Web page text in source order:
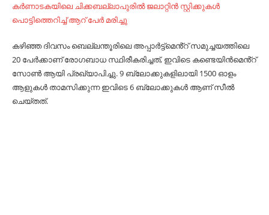
കര്‍ണാടകയിലെ ചിക്കബല്ലാപുരില്‍ ജലാറ്റിന്‍ സ്റ്റിക്കുകള്‍
പൊട്ടിത്തെറിച്ച്‌​ ആറ് പേര്‍ മരിച്ചു
കഴിഞ്ഞ ദിവസം ബെല്ലന്തൂരിലെ അപ്പാർട്ട്മെൻ്റ് സമുച്ചയത്തിലെ
20 പേർക്കാണ് രോഗബാധ സ്ഥിരീകരിച്ചത്, ഇവിടെ കണ്ടെയിൻമെൻ്റ്
സോൺ ആയി പ്രഖ്യാപിച്ചു. 9 ബ്ലോക്കുകളിലായി 1500 ഓളം
ആളുകൾ താമസിക്കുന്ന ഇവിടെ 6 ബ്ലോക്കുകൾ ആണ് സീൽ
ചെയ്തത്.